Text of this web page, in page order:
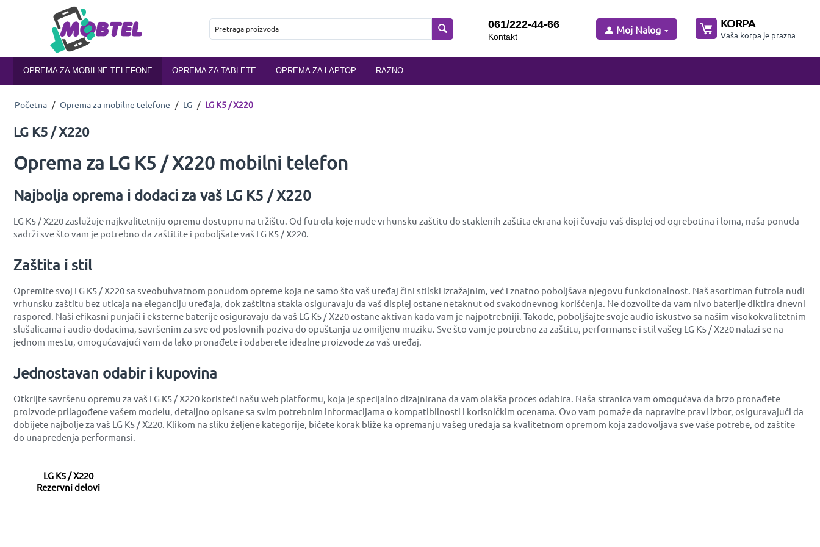
061/222-44-66
Kontakt
Moj Nalog KORPA
Vaša korpa je prazna
OPREMA ZA MOBILNE TELEFONE OPREMA ZA TABLETE OPREMA ZA LAPTOP RAZNO
Početna / Oprema za mobilne telefone / LG / LG K5 / X220
LG K5 / X220
Oprema za LG K5 / X220 mobilni telefon
Najbolja oprema i dodaci za vaš LG K5 / X220
LG K5 / X220 zaslužuje najkvalitetniju opremu dostupnu na tržištu. Od futrola koje nude vrhunsku zaštitu do staklenih zaštita ekrana koji čuvaju vaš displej od ogrebotina i loma, naša ponuda
sadrži sve što vam je potrebno da zaštitite i poboljšate vaš LG K5 / X220.
Zaštita i stil
Opremite svoj LG K5 / X220 sa sveobuhvatnom ponudom opreme koja ne samo što vaš uređaj čini stilski izražajnim, već i znatno poboljšava njegovu funkcionalnost. Naš asortiman futrola nudi
vrhunsku zaštitu bez uticaja na eleganciju uređaja, dok zaštitna stakla osiguravaju da vaš displej ostane netaknut od svakodnevnog korišćenja. Ne dozvolite da vam nivo baterije diktira dnevni
raspored. Naši efikasni punjači i eksterne baterije osiguravaju da vaš LG K5 / X220 ostane aktivan kada vam je najpotrebniji. Takođe, poboljšajte svoje audio iskustvo sa našim visokokvalitetnim
slušalicama i audio dodacima, savršenim za sve od poslovnih poziva do opuštanja uz omiljenu muziku. Sve što vam je potrebno za zaštitu, performanse i stil vašeg LG K5 / X220 nalazi se na
jednom mestu, omogućavajući vam da lako pronađete i odaberete idealne proizvode za vaš uređaj.
Jednostavan odabir i kupovina
Otkrijte savršenu opremu za vaš LG K5 / X220 koristeći našu web platformu, koja je specijalno dizajnirana da vam olakša proces odabira. Naša stranica vam omogućava da brzo pronađete
proizvode prilagođene vašem modelu, detaljno opisane sa svim potrebnim informacijama o kompatibilnosti i korisničkim ocenama. Ovo vam pomaže da napravite pravi izbor, osiguravajući da
dobijete najbolje za vaš LG K5 / X220. Klikom na sliku željene kategorije, bićete korak bliže ka opremanju vašeg uređaja sa kvalitetnom opremom koja zadovoljava sve vaše potrebe, od zaštite
do unapređenja performansi.
LG K5 / X220
Rezervni delovi